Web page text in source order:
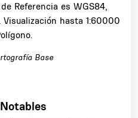
Referencia es WGS84,
Visualización hasta 1:60000
Base